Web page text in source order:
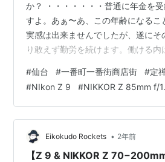
か？ ・・・・・・・普通に年金を
すよ。あぁ〜あ、この年齢になるこ
実感は出来ませんでしたが、遂にそ
り敢えず勤労を続けます。働ける内
完です。と言う事で大人の休日倶楽
みます。拙いblogですが、まだしば
さい。
#仙台 #一番町一番街商店街 #定
#NIkon Z 9 #NIKKOR Z 85mm f/
Eikokudo Rockets • 2年前
【Z 9 & NIKKOR Z